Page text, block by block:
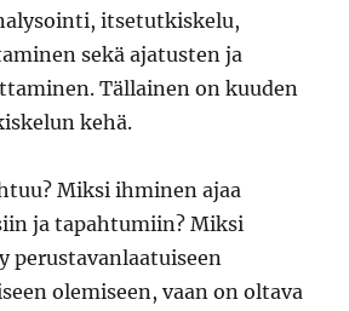
itsetutkiskelu,
sekä ajatusten ja
Tällainen on kuuden
kehä.
Miksi ihminen ajaa
ja tapahtumiin? Miksi
perustavanlaatuiseen
olemiseen, vaan on oltava